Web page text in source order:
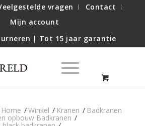
vragen
Contact
Mijn account
| Tot 15 jaar garantie
Home /Winkel / Kranen / Badkranen
opbouw Badkranen /